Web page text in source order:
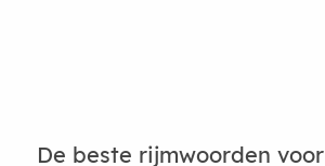
De beste rijmwoorden voor